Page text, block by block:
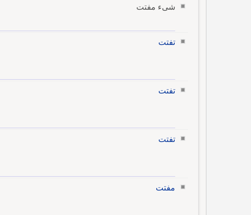
شىء مفتت
تفتت
تفتت
تفتت
مفتت